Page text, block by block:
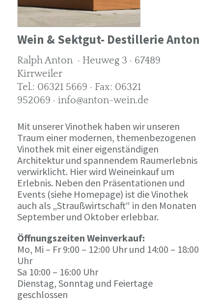
Wein & Sektgut- Destillerie Anton
Ralph Anton · Heuweg 3 · 67489
Kirrweiler
Tel.: 06321 5669 · Fax: 06321
952069 · info@anton-wein.de
Mit unserer Vinothek haben wir unseren
Traum einer modernen, themenbezogenen
Vinothek mit einer eigenständigen
Architektur und spannendem Raumerlebnis
verwirklicht. Hier wird Weineinkauf um
Erlebnis. Neben den Präsentationen und
Events (siehe Homepage) ist die Vinothek
auch als „Straußwirtschaft“ in den Monaten
September und Oktober erlebbar.
Öffnungszeiten Weinverkauf:
Mo, Mi – Fr 9:00 – 12:00 Uhr und 14:00 – 18:00
Uhr
Sa 10:00 – 16:00 Uhr
Dienstag, Sonntag und Feiertage
geschlossen